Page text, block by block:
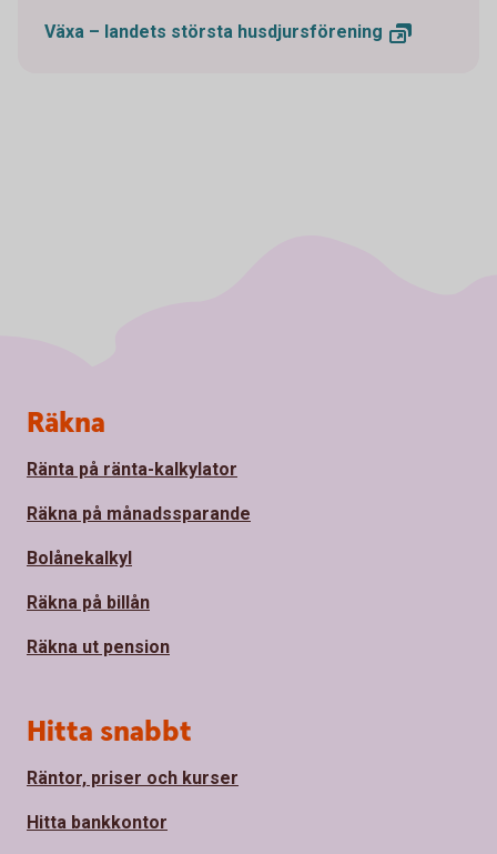
Växa – landets största husdjursförening
Sidfot
Räkna
Ränta på ränta-kalkylator
Räkna på månadssparande
Bolånekalkyl
Räkna på billån
Räkna ut pension
Hitta snabbt
Räntor, priser och kurser
Hitta bankkontor